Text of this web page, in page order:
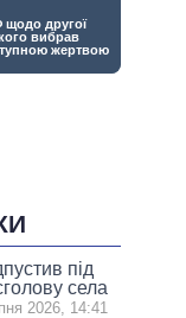
під
села
2026, 14:41